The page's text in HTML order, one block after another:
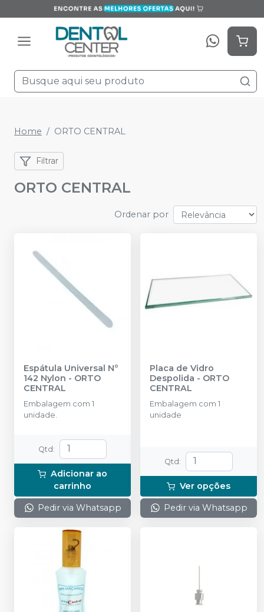
Home ORTO CENTRAL
Filtrar
ORTO CENTRAL
Ordenar por
Espátula Universal Nº
142 Nylon - ORTO
CENTRAL
Embalagem com 1
unidade.
Qtd :
Adicionar ao
carrinho
Pedir via Whatsapp
Placa de Vidro
Despolida - ORTO
CENTRAL
Embalagem com 1
unidade
Qtd :
Ver opções
Pedir via Whatsapp